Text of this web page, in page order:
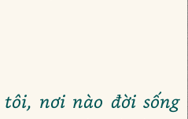
nơi nào đời sống